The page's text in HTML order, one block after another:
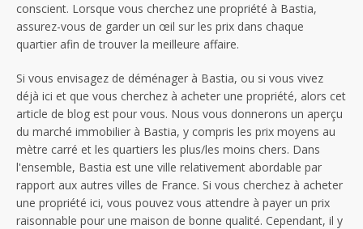
conscient. Lorsque vous cherchez une propriété à Bastia,
assurez-vous de garder un œil sur les prix dans chaque
quartier afin de trouver la meilleure affaire.
Si vous envisagez de déménager à Bastia, ou si vous vivez
déjà ici et que vous cherchez à acheter une propriété, alors cet
article de blog est pour vous. Nous vous donnerons un aperçu
du marché immobilier à Bastia, y compris les prix moyens au
mètre carré et les quartiers les plus/les moins chers. Dans
l'ensemble, Bastia est une ville relativement abordable par
rapport aux autres villes de France. Si vous cherchez à acheter
une propriété ici, vous pouvez vous attendre à payer un prix
raisonnable pour une maison de bonne qualité. Cependant, il y